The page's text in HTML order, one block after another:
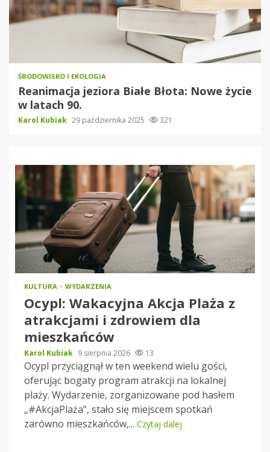
ŚRODOWISKO I EKOLOGIA
Reanimacja jeziora Białe Błota: Nowe życie
w latach 90.
Karol Kubiak 29 października 2025 321
KULTURA WYDARZENIA
Ocypl: Wakacyjna Akcja Plaża z
atrakcjami i zdrowiem dla
mieszkańców
Karol Kubiak 9 sierpnia 2026 13
Ocypl przyciągnął w ten weekend wielu gości,
oferując bogaty program atrakcji na lokalnej
plaży. Wydarzenie, zorganizowane pod hasłem
„#AkcjaPlaża”, stało się miejscem spotkań
zarówno mieszkańców,... Czytaj dalej